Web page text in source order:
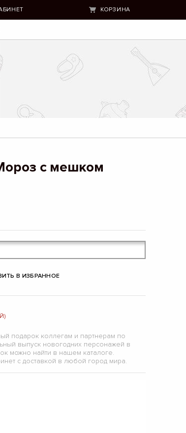
КОРЗИНА
с мешком
В ИЗБРАННОЕ
подарок коллегам и партнерам по
выпуск новогодних персонажей в
можно найти в нашем каталоге.
с доставкой в любой город мира.